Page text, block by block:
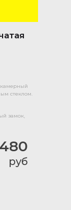
стеклом.
замок,
руб